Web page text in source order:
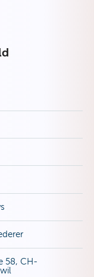
58, CH-